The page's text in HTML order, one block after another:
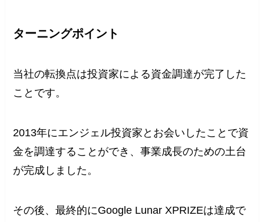
ターニングポイント
当社の転換点は投資家による資金調達が完了した
ことです。
2013年にエンジェル投資家とお会いしたことで資
金を調達することができ、事業成長のための土台
が完成しました。
その後、最終的にGoogle Lunar XPRIZEは達成で